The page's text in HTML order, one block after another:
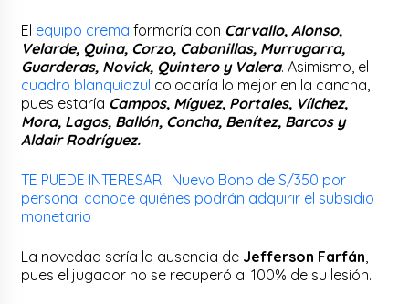
El equipo crema formaría con Carvallo, Alonso,
Velarde, Quina, Corzo, Cabanillas, Murrugarra,
Guarderas, Novick, Quintero y Valera. Asimismo, el
cuadro blanquiazul colocaría lo mejor en la cancha,
pues estaría Campos, Míguez, Portales, Vílchez,
Mora, Lagos, Ballón, Concha, Benítez, Barcos y
Aldair Rodríguez.
TE PUEDE INTERESAR: Nuevo Bono de S/350 por
persona: conoce quiénes podrán adquirir el subsidio
monetario
La novedad sería la ausencia de Jefferson Farfán
pues el jugador no se recuperó al 100% de su lesión.